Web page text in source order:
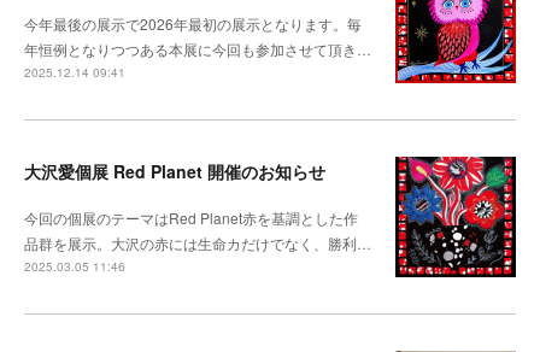
今年最後の展示で2026年最初の展示となります。毎
年恒例となりつつある本展に今回も参加させて頂き…
2025.12.14 09:41
大沢愛個展 Red Planet 開催のお知らせ
今回の個展のテーマはRed Planet赤を基調とした作
品群を展示。大沢の赤には生命カだけでなく、勝利…
2025.03.05 11:46